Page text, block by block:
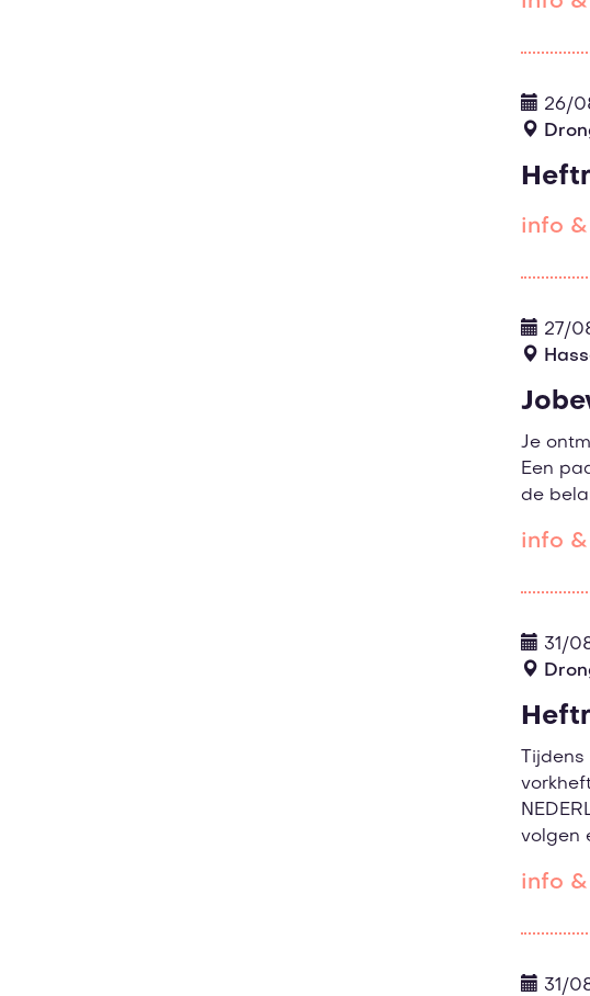
26/
info
27/
Je
Een
de
info
31/
volgen
info
31/